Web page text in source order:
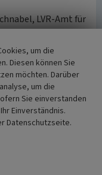
LVR-Amt für
Straße
Wohnhaus
um die
Diesen können Sie
möchten. Darüber
um die
Sie einverstanden
Einverständnis.
Datenschutzseite.